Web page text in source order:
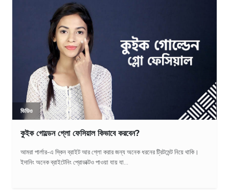
ভিডিও
কুইক গোল্ডেন গ্লো ফেসিয়াল কিভাবে করবেন?
আমরা পার্লার-এ স্কিন ব্রাইট আর গ্লো করার জন্য অনেক ধরনের ট্রিটমেন্ট নিয়ে থাকি।
ইদানিং অনেক ব্রাইটেনিং প্রোডাক্টও পাওয়া যায় যা...